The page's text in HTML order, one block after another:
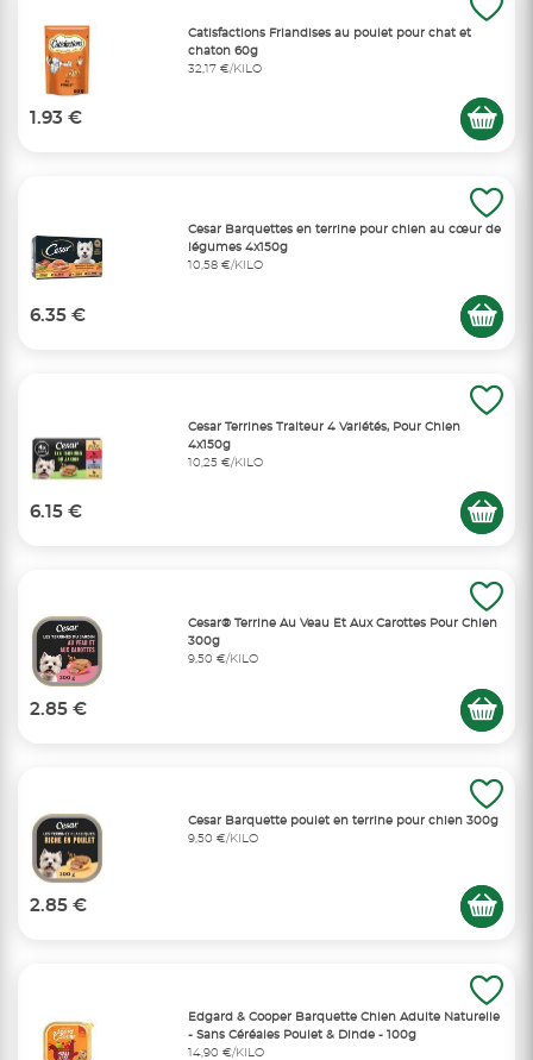
Catisfactions Friandises au poulet pour chat et
chaton 60g
32,17 €/KILO
1.93 €
Cesar Barquettes en terrine pour chien au cœur de
légumes 4x150g
10,58 €/KILO
6.35 €
Cesar Terrines Traiteur 4 Variétés, Pour Chien
4x150g
10,25 €/KILO
6.15 €
Cesar® Terrine Au Veau Et Aux Carottes Pour Chien
300g
9,50 €/KILO
2.85 €
Cesar Barquette poulet en terrine pour chien 300g
9,50 €/KILO
2.85 €
Edgard & Cooper Barquette Chien Adulte Naturelle
- Sans Céréales Poulet & Dinde - 100g
14,90 €/KILO